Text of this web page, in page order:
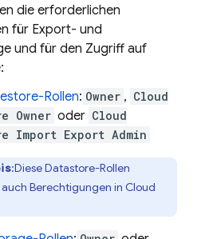
die erforderlichen
für Export- und
und für den Zugriff auf
:
-Rollen: Owner , Cloud
Owner oder Cloud
Import Export Admin
:DieseDatastore-Rollen
Berechtigungen in Cloud